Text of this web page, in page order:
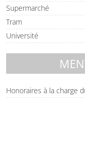
Supermarché
Tram
Université
Honoraires à la charge